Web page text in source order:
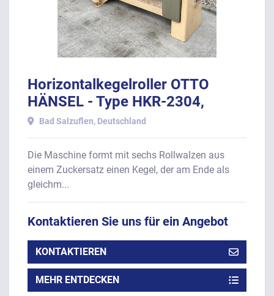
Horizontalkegelroller OTTO
HÄNSEL - Type HKR-2304,
Baujahr 1974.
Bad Salzuflen, Deutschland
Die Maschine formt mit sechs Rollwalzen aus
einem Zuckersatz einen Kegel, der am Ende als
gleichm...
Kontaktieren Sie uns für ein Angebot
KONTAKTIEREN
MEHR ENTDECKEN